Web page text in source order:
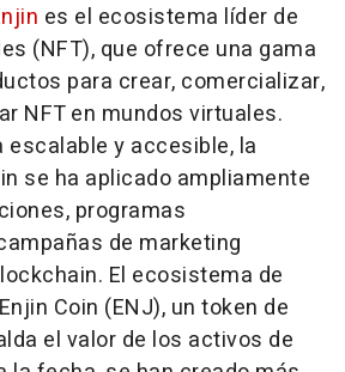
es el ecosistema líder de
(NFT), que ofrece una gama
para crear, comercializar,
NFT en mundos virtuales.
y accesible, la
se ha aplicado ampliamente
programas
de marketing
El ecosistema de
Coin (ENJ), un token de
el valor de los activos de